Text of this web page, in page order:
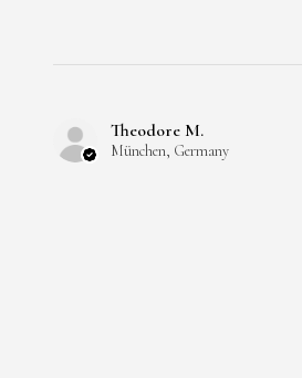
Theodore M.
München, Germany